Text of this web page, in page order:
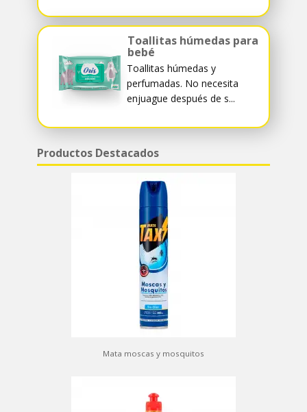
Toallitas húmedas para
bebé
Toallitas húmedas y
perfumadas. No necesita
enjuague después de s...
Productos Destacados
Mata moscas y mosquitos